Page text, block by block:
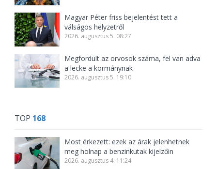
Magyar Péter friss bejelentést tett a
válságos helyzetről
2026. augusztus 5. 08:27
Megfordult az orvosok száma, fel van adva
a lecke a kormánynak
2026. augusztus 5. 19:10
TOP 168
Most érkezett: ezek az árak jelenhetnek
meg holnap a benzinkutak kijelzőin
2026. augusztus 4. 11:24